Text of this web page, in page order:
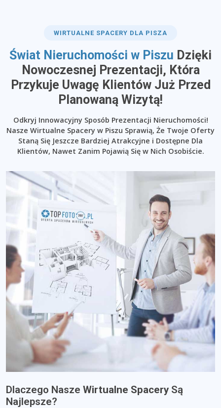
WIRTUALNE SPACERY DLA PISZA
Świat Nieruchomości w Piszu Dzięki
Nowoczesnej Prezentacji, Która
Przykuje Uwagę Klientów Już Przed
Planowaną Wizytą!
Odkryj Innowacyjny Sposób Prezentacji Nieruchomości!
Nasze Wirtualne Spacery w Piszu Sprawią, Że Twoje Oferty
Staną Się Jeszcze Bardziej Atrakcyjne i Dostępne Dla
Klientów, Nawet Zanim Pojawią Się w Nich Osobiście.
Dlaczego Nasze Wirtualne Spacery Są
Najlepsze?